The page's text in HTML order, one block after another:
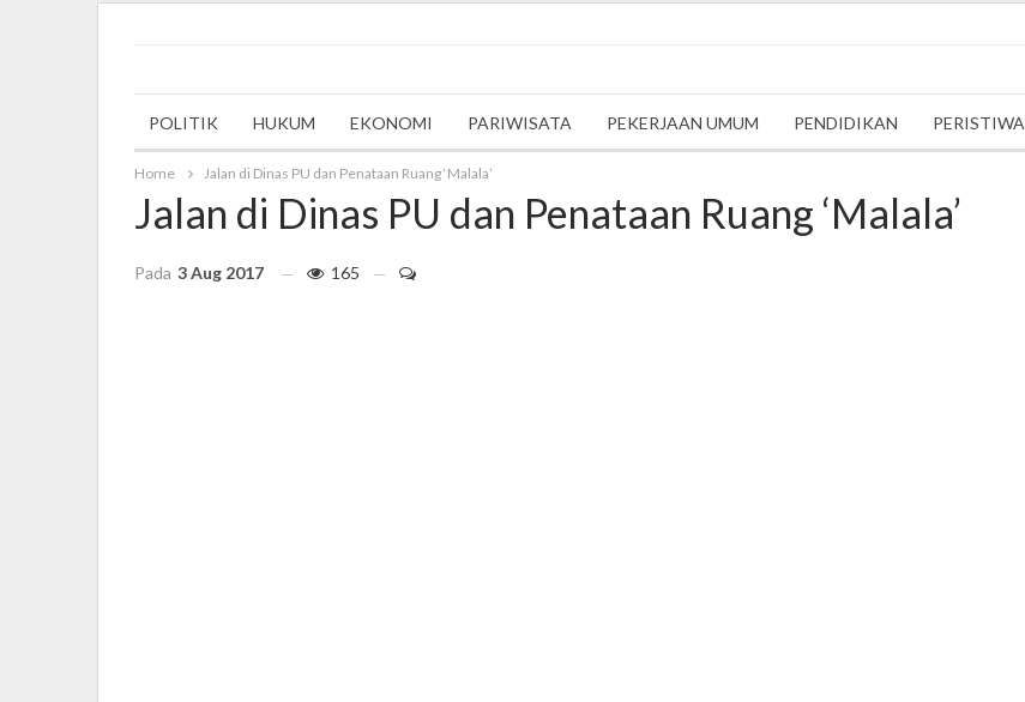
POLITIK HUKUM EKONOMI PARIWISATA PEKERJAAN UMUM PENDIDIKAN PERISTIWA
Home Jalan di Dinas PU dan Penataan Ruang ‘Malala’
Jalan di Dinas PU dan Penataan Ruang ‘Malala’
Pada 3 Aug 2017 165